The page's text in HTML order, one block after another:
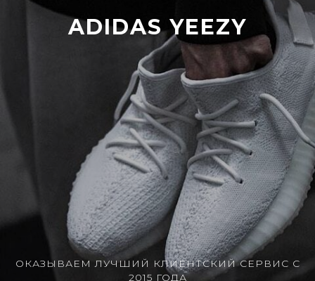
ADIDAS YEEZY
ОКАЗЫВАЕМ ЛУЧШИЙ КЛИЕНТСКИЙ СЕРВИС С
2015 ГОДА